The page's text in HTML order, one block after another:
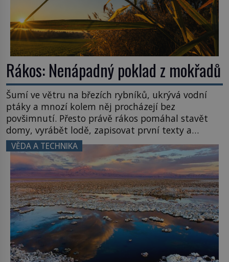
Rákos: Nenápadný poklad z mokřadů
Šumí ve větru na březích rybníků, ukrývá vodní
ptáky a mnozí kolem něj procházejí bez
povšimnutí. Přesto právě rákos pomáhal stavět
domy, vyrábět lodě, zapisovat první texty a
inspiroval řadu pověstí. Tato skromná, ale
užitečná rostlina provází člověka už tisíce let.
Většina lidí vnímá rákos jen jako obyčejnou kulisu
letního koupání. Stačí se však podívat […]
VĚDA A TECHNIKA